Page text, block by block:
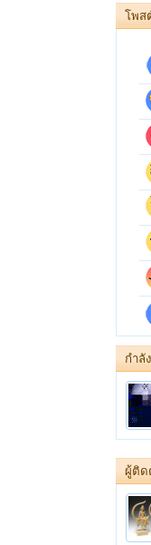
โพส
กำลั
ผู้ติด